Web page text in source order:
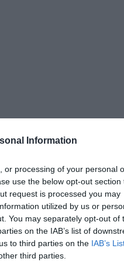
Information
or processing of your personal
use the below opt-out section
request is processed you may
utilized by us or
You may separately opt-out of
on the IAB’s list of
to third parties on the IAB’s
third parties.